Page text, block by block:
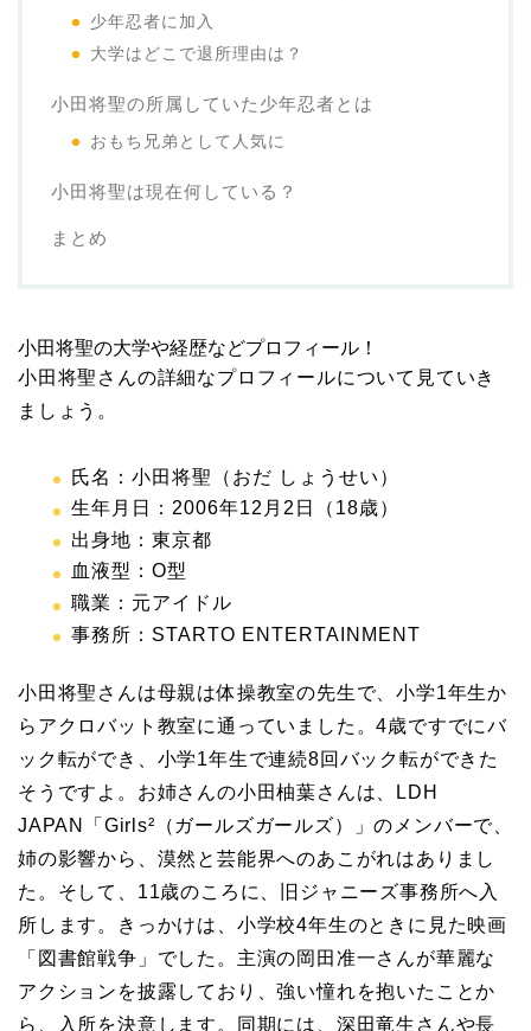
少年忍者に加入
大学はどこで退所理由は？
小田将聖の所属していた少年忍者とは
おもち兄弟として人気に
小田将聖は現在何している？
まとめ
小田将聖の大学や経歴などプロフィール！
小田将聖さんの詳細なプロフィールについて見ていき
ましょう。
氏名：小田将聖（おだ しょうせい）
生年月日：2006年12月2日（18歳）
出身地：東京都
血液型：O型
職業：元アイドル
事務所：STARTO ENTERTAINMENT
小田将聖さんは母親は体操教室の先生で、小学1年生か
らアクロバット教室に通っていました。4歳ですでにバ
ック転ができ、小学1年生で連続8回バック転ができた
そうですよ。お姉さんの小田柚葉さんは、LDH
JAPAN「Girls²（ガールズガールズ）」のメンバーで、
姉の影響から、漠然と芸能界へのあこがれはありまし
た。そして、11歳のころに、旧ジャニーズ事務所へ入
所します。きっかけは、小学校4年生のときに見た映画
「図書館戦争」でした。主演の岡田准一さんが華麗な
アクションを披露しており、強い憧れを抱いたことか
ら、入所を決意します。同期には、深田竜生さんや長